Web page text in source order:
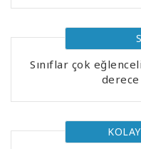
Kolaylaştırıcılar
Sınıflar çok